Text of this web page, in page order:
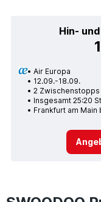
Hin-
Air Europa
12.09.-18.09.
2 Zwischenstopps
Insgesamt 25:20
Frankfurt am Main